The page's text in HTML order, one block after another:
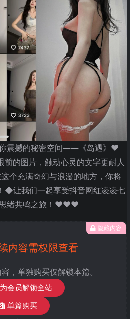
震撼的秘密空间——《岛遇》❤️
的图片，触动心灵的文字更耐人
个充满奇幻与浪漫的地方，你将
◆让我们一起享受抖音网红凌凌七
思绪共鸣之旅！❤️❤️❤️
隐藏内容
内容需权限查看
，单独购买仅解锁本篇。
会员解锁全站
单篇购买